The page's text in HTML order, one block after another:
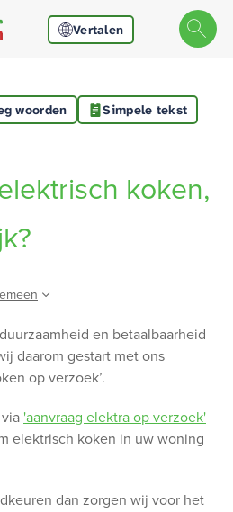
Vertalen
woorden Simpele tekst
koken,
en betaalbaarheid
daarom gestart met ons
op verzoek’.
'aanvraag elektra op verzoek'
elektrisch koken in uw woning
dan zorgen wij voor het